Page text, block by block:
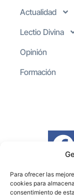
Para ofrecer las
cookies para
consentimiento de
Actualidad
Lectio Divina
Opinión
Formación